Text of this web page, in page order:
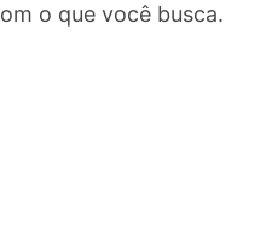
o que você busca.